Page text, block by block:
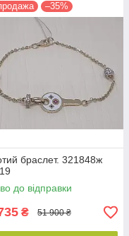
–35%
браслет. 321848ж
до відправки
₴ 51 900 ₴